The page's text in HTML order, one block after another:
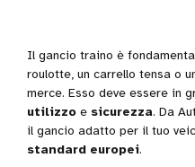
Il gancio traino è
roulotte, un carrello tensa o
merce. Esso deve essere in
utilizzo e sicurezza. Da
il gancio adatto per il tuo
standard europei.